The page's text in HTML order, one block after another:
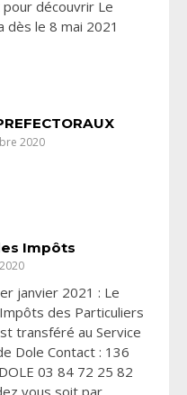
découvrir Le
dès le 8 mai 2021
2020
Impôts
janvier 2021 : Le
des Particuliers
transféré au Service
Dole Contact : 136
03 84 72 25 82
vous soit par